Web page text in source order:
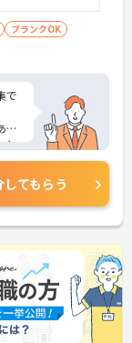
ブランクOK
で
と
さ
してもらう